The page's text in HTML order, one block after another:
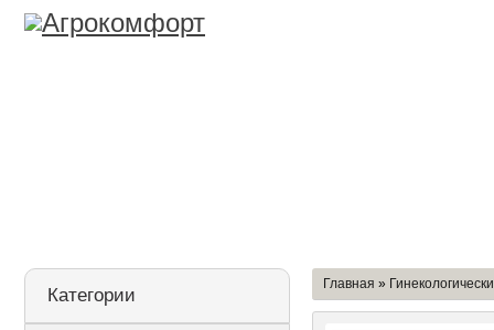
Категории
Главная »